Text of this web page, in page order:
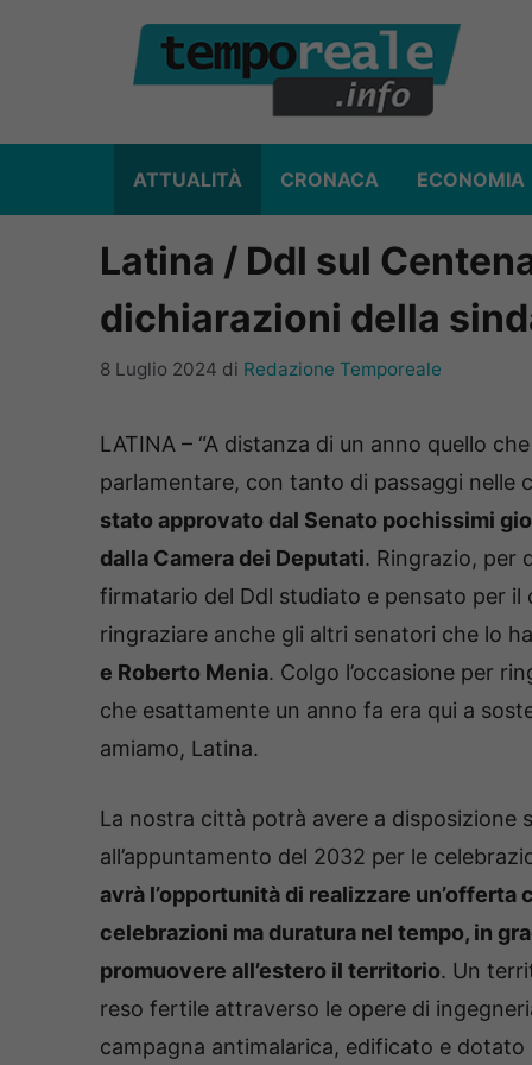
ATTUALITÀ CRONACA ECONOMIA
Latina / Ddl sul
dichiarazioni della
8 Luglio 2024 di Redazione Temporeale
LATINA – “A distanza di un anno quello
parlamentare, con tanto di passaggi nelle
stato approvato dal Senato pochissimi
dalla Camera dei Deputati. Ringrazio, per
firmatario del Ddl studiato e pensato per il
ringraziare anche gli altri senatori che lo
e Roberto Menia. Colgo l’occasione per
che esattamente un anno fa era qui a
amiamo, Latina.
La nostra città potrà avere a disposizione
all’appuntamento del 2032 per le
avrà l’opportunità di realizzare
celebrazioni ma duratura nel tempo, in
promuovere all’estero il territorio. Un
reso fertile attraverso le opere di
campagna antimalarica, edificato e